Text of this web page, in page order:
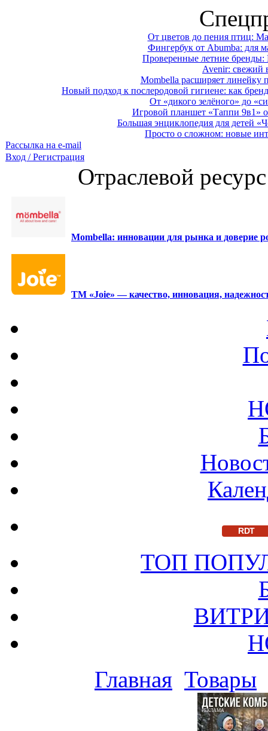
От цветов до пения птиц:
Фингербук от Abumba: для
Проверенные летние
Avenir: свежий
Mombella расширяет линейку
Новый подход к послеродовой гигиене: как
От «дикого зелёного» до
Игровой планшет «Таппи 9в1»
Большая энциклопедия для детей
Просто о сложном: новые
Рассылка на e-mail
Вход / Регистрация
Отраслевой
Mombella: инновации для рынка и доверие
ТМ «Joie» — качество, инновация,
RDT
ТОП
Главная Товары
РЕКЛАМА